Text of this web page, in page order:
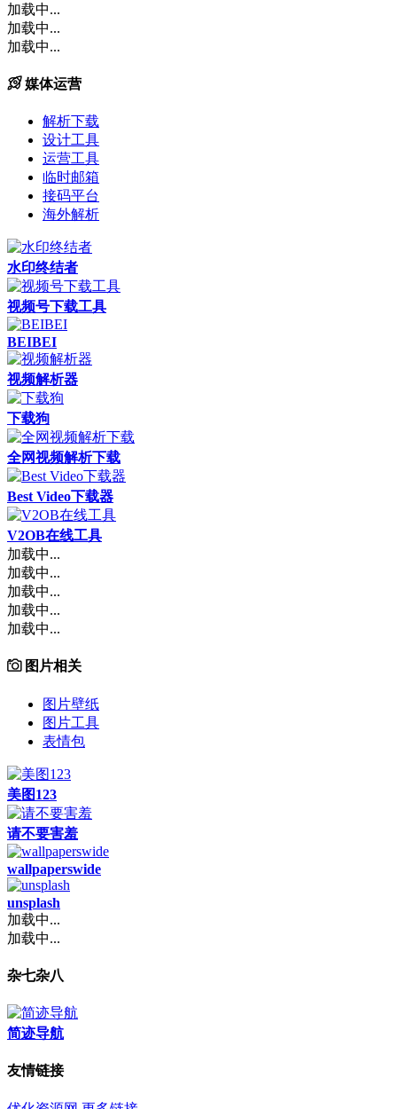
加载中...
加载中...
加载中...
媒体运营
解析下载
设计工具
运营工具
临时邮箱
接码平台
海外解析
水印终结者
视频号下载工具
BEIBEI
视频解析器
下载狗
全网视频解析下载
Best Video下载器
V2OB在线工具
加载中...
加载中...
加载中...
加载中...
加载中...
图片相关
图片壁纸
图片工具
表情包
美图123
请不要害羞
wallpaperswide
unsplash
加载中...
加载中...
杂七杂八
简迹导航
友情链接